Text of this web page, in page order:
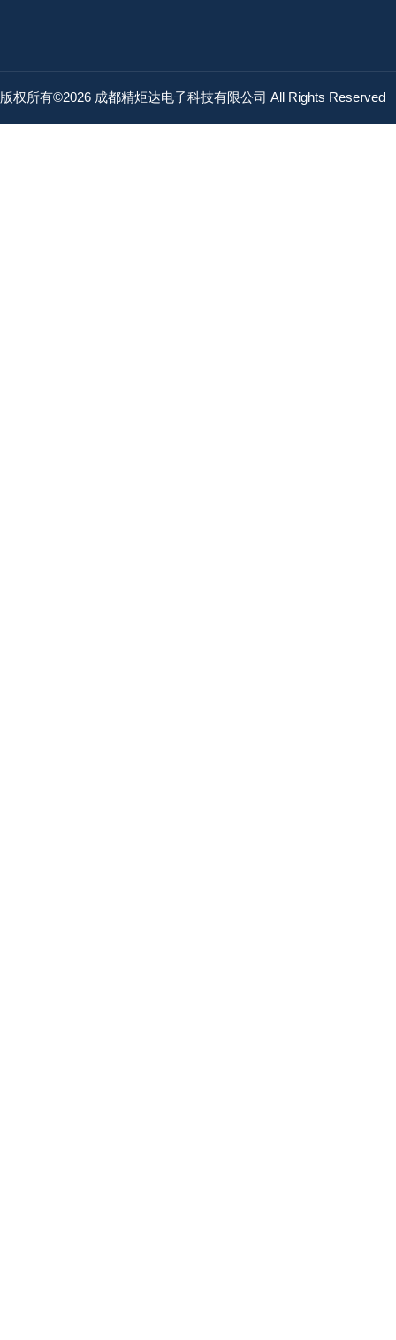
版权所有©2026 成都精炬达电子科技有限公司 All Rights Reserved